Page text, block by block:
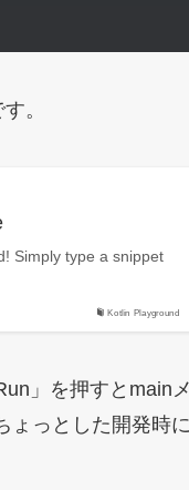
。
Kotlin Playground
Simply type a snippet
」を押すとmain
ょっとした開発時